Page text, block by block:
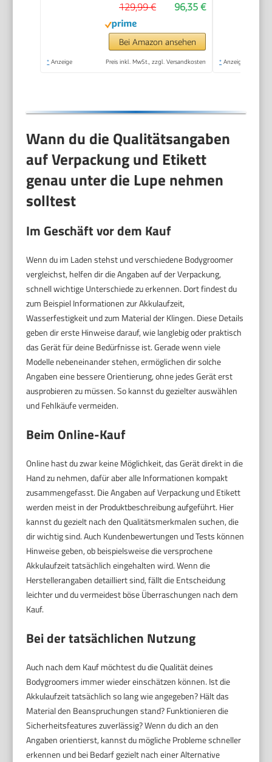
96,35 €
129,99 €
Bei Amazon ansehen
* Anzeige Preis inkl. MwSt., zzgl. Versandkosten * Anzeige
Wann du die Qualitätsangaben
auf Verpackung und Etikett
genau unter die Lupe nehmen
solltest
Im Geschäft vor dem Kauf
Wenn du im Laden stehst und verschiedene Bodygroomer
vergleichst, helfen dir die Angaben auf der Verpackung,
schnell wichtige Unterschiede zu erkennen. Dort findest du
zum Beispiel Informationen zur Akkulaufzeit,
Wasserfestigkeit und zum Material der Klingen. Diese Details
geben dir erste Hinweise darauf, wie langlebig oder praktisch
das Gerät für deine Bedürfnisse ist. Gerade wenn viele
Modelle nebeneinander stehen, ermöglichen dir solche
Angaben eine bessere Orientierung, ohne jedes Gerät erst
ausprobieren zu müssen. So kannst du gezielter auswählen
und Fehlkäufe vermeiden.
Beim Online-Kauf
Online hast du zwar keine Möglichkeit, das Gerät direkt in die
Hand zu nehmen, dafür aber alle Informationen kompakt
zusammengefasst. Die Angaben auf Verpackung und Etikett
werden meist in der Produktbeschreibung aufgeführt. Hier
kannst du gezielt nach den Qualitätsmerkmalen suchen, die
dir wichtig sind. Auch Kundenbewertungen und Tests können
Hinweise geben, ob beispielsweise die versprochene
Akkulaufzeit tatsächlich eingehalten wird. Wenn die
Herstellerangaben detailliert sind, fällt die Entscheidung
leichter und du vermeidest böse Überraschungen nach dem
Kauf.
Bei der tatsächlichen Nutzung
Auch nach dem Kauf möchtest du die Qualität deines
Bodygroomers immer wieder einschätzen können. Ist die
Akkulaufzeit tatsächlich so lang wie angegeben? Hält das
Material den Beanspruchungen stand? Funktionieren die
Sicherheitsfeatures zuverlässig? Wenn du dich an den
Angaben orientierst, kannst du mögliche Probleme schneller
erkennen und bei Bedarf gezielt nach einer Alternative